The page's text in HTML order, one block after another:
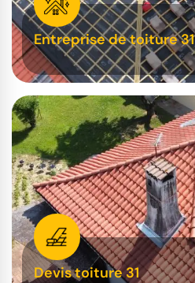
Entreprise de toiture 31
Devis toiture 31